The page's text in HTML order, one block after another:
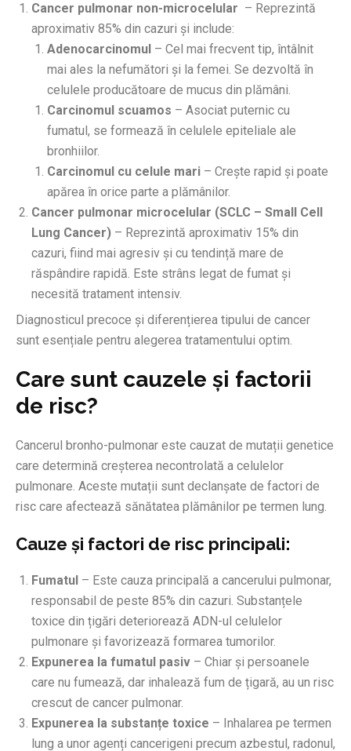
Cancer pulmonar non-microcelular – Reprezintă
aproximativ 85% din cazuri și include:
Adenocarcinomul – Cel mai frecvent tip, întâlnit
mai ales la nefumători și la femei. Se dezvoltă în
celulele producătoare de mucus din plămâni.
Carcinomul scuamos – Asociat puternic cu
fumatul, se formează în celulele epiteliale ale
bronhiilor.
Carcinomul cu celule mari – Crește rapid și poate
apărea în orice parte a plămânilor.
Cancer pulmonar microcelular (SCLC – Small Cell
Lung Cancer) – Reprezintă aproximativ 15% din
cazuri, fiind mai agresiv și cu tendință mare de
răspândire rapidă. Este strâns legat de fumat și
necesită tratament intensiv.
Diagnosticul precoce și diferențierea tipului de cancer
sunt esențiale pentru alegerea tratamentului optim.
Care sunt cauzele și factorii
de risc?
Cancerul bronho-pulmonar este cauzat de mutații genetice
care determină creșterea necontrolată a celulelor
pulmonare. Aceste mutații sunt declanșate de factori de
risc care afectează sănătatea plămânilor pe termen lung.
Cauze și factori de risc principali:
Fumatul – Este cauza principală a cancerului pulmonar,
responsabil de peste 85% din cazuri. Substanțele
toxice din țigări deteriorează ADN-ul celulelor
pulmonare și favorizează formarea tumorilor.
Expunerea la fumatul pasiv – Chiar și persoanele
care nu fumează, dar inhalează fum de țigară, au un risc
crescut de cancer pulmonar.
Expunerea la substanțe toxice – Inhalarea pe termen
lung a unor agenți cancerigeni precum azbestul, radonul,